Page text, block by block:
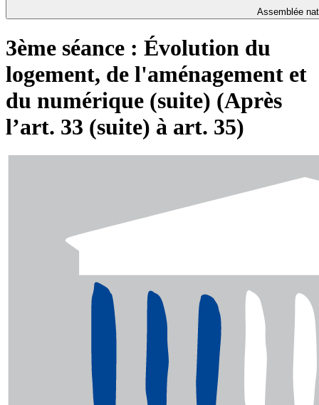
Assemblée
3ème séance : Évolution du
logement, de l'aménagement et
du numérique (suite) (Après
l’art. 33 (suite) à art. 35)